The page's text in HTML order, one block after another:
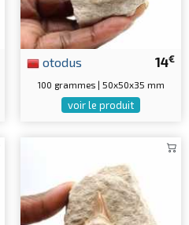
14€
otodus
100 grammes | 50x50x35 mm
voir le produit